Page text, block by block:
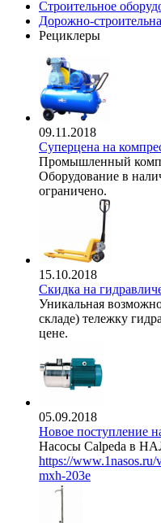
Строительное
Дорожно-
Рециклеры
09.11.2018
Суперцена на
Промышленный
Оборудование в
ограничено.
15.10.2018
Скидка на
Уникальная
складе) тележку
цене.
05.09.2018
Новое поступление
Насосы Calpeda в
https://www.1nasos.ru/
mxh-203e